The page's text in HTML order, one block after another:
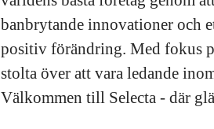
banbrytande innovationer och
positiv förändring. Med fokus
stolta över att vara ledande
Välkommen till Selecta - där